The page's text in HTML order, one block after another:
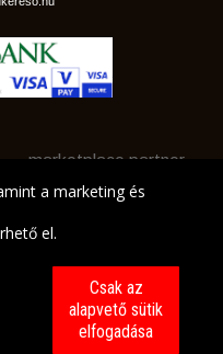
marketplace partner
a marketing és
el.
Csak az
alapvető sütik
elfogadása